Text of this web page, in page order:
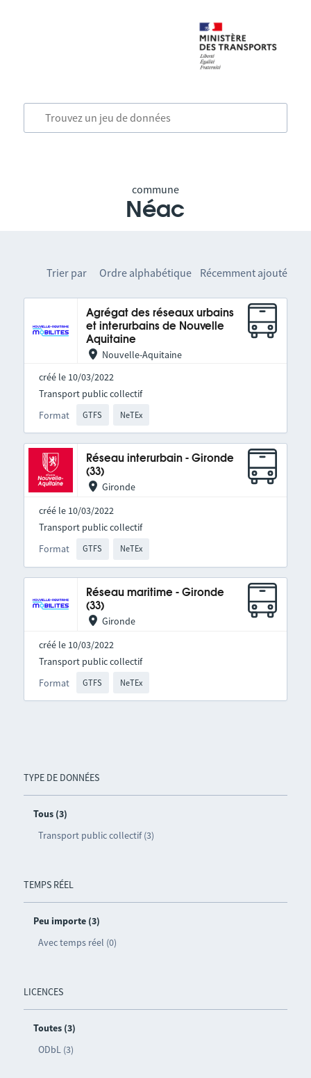
commune
Néac
TYPE DE DONNÉES
Tous (3)
Transport public collectif (3)
TEMPS RÉEL
Peu importe (3)
Avec temps réel (0)
LICENCES
Toutes (3)
ODbL (3)
Trier par Ordre alphabétique Récemment ajouté
Agrégat des réseaux urbains
et interurbains de Nouvelle
Aquitaine
Nouvelle-Aquitaine
créé le 10/03/2022
Format GTFS NeTEx
Transport public collectif
Réseau interurbain - Gironde
(33)
Gironde
créé le 10/03/2022
Format GTFS NeTEx
Transport public collectif
Réseau maritime - Gironde
(33)
Gironde
créé le 10/03/2022
Format GTFS NeTEx
Transport public collectif